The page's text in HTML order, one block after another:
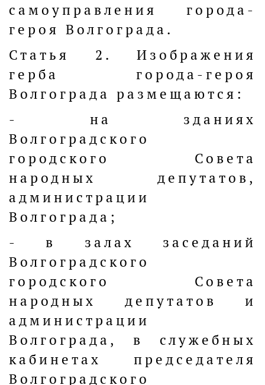
самоуправления города-
героя Волгограда.
Статья 2. Изображения
герба города-героя
Волгограда размещаются:
- на зданиях
Волгоградского
городского Совета
народных депутатов,
администрации
Волгограда;
- в залах заседаний
Волгоградского
городского Совета
народных депутатов и
администрации
Волгограда, в служебных
кабинетах председателя
Волгоградского